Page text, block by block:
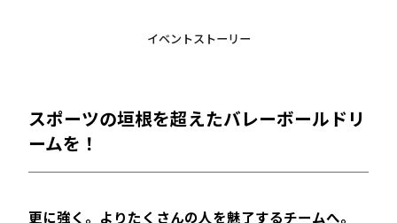
イベントストーリー
スポーツの垣根を超えたバレーボールドリ
ームを！
更に強く。よりたくさんの人を魅了するチームへ。